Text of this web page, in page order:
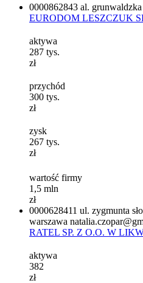
0000862843 al.
EURODOM LESZCZUK
aktywa
287 tys.
zł
przychód
300 tys.
zł
zysk
267 tys.
zł
wartość firmy
1,5 mln
zł
0000628411 ul. zygmunta
warszawa
RATEL SP. Z O.O. W
aktywa
382
zł